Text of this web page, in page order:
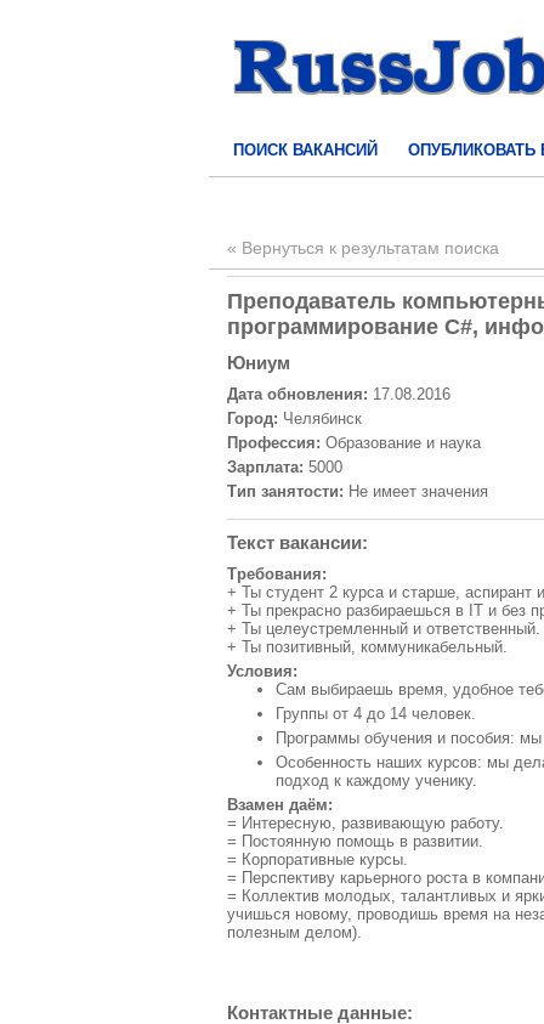
ПОИСК ВАКАНСИЙ ОПУБЛИКОВАТЬ
« Вернуться к результатам поиска
Преподаватель
программирование C#,
Юниум
Дата обновления: 17.08.2016
Город: Челябинск
Профессия: Образование и наука
Зарплата: 5000
Тип занятости: Не имеет значения
Текст вакансии:
Требования:
+ Ты студент 2 курса и старше, аспирант
+ Ты прекрасно разбираешься в IT и без
+ Ты целеустремленный и ответственный.
+ Ты позитивный, коммуникабельный.
Условия:
Сам выбираешь время, удобное
Группы от 4 до 14 человек.
Программы обучения и пособия: мы
Особенность наших курсов: мы
подход к каждому ученику.
Взамен даём:
= Интересную, развивающую работу.
= Постоянную помощь в развитии.
= Корпоративные курсы.
= Перспективу карьерного роста в
= Коллектив молодых, талантливых и
учишься новому, проводишь время на
полезным делом).
Контактные данные: